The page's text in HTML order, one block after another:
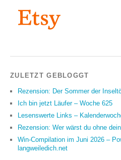
ZULETZT GEBLOGGT
Rezension: Der Sommer der
Ich bin jetzt Läufer – Woche 625
Lesenswerte Links –
Rezension: Wer wärst du ohne
Win-Compilation im Juni 2026 –
langweiledich.net